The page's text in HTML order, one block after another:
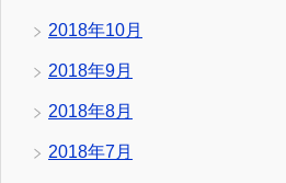
2018年10月
2018年9月
2018年8月
2018年7月